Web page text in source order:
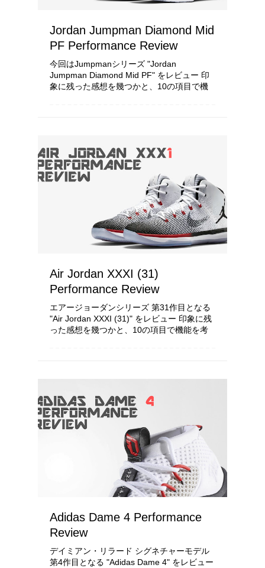
Jordan Jumpman Diamond Mid
PF Performance Review
今回はJumpmanシリーズ "Jordan
Jumpman Diamond Mid PF" をレビュー 印
象に残った感想を幾つかと、10の項目で機
Air Jordan XXXI (31)
Performance Review
エアージョーダンシリーズ 第31作目となる
"Air Jordan XXXI (31)" をレビュー 印象に残
った感想を幾つかと、10の項目で機能を考
Adidas Dame 4 Performance
Review
デイミアン・リラード シグネチャーモデル
第4作目となる "Adidas Dame 4" をレビュー